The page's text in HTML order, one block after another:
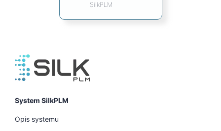
SilkPLM
System SilkPLM
Opis systemu